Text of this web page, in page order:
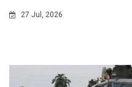
27 Jul, 2026